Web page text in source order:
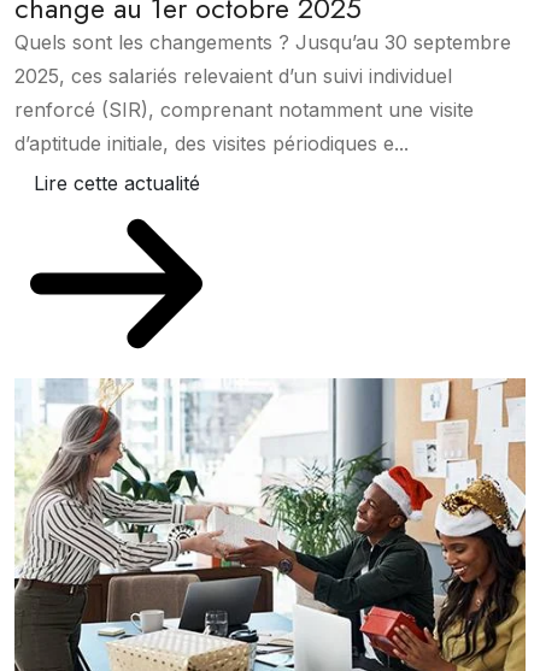
change au 1er octobre 2025
Quels sont les changements ? Jusqu’au 30 septembre
2025, ces salariés relevaient d’un suivi individuel
renforcé (SIR), comprenant notamment une visite
d’aptitude initiale, des visites périodiques e...
Lire cette actualité